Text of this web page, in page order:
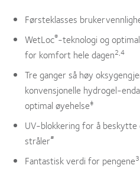
Førsteklasses
WetLoc®-teknologi og
for komfort hele dagen2,4
Tre ganger så høy
konvensjonelle hydrogel-
optimal øyehelse‡
UV-blokkering for å
stråler#
Fantastisk verdi for pengene3